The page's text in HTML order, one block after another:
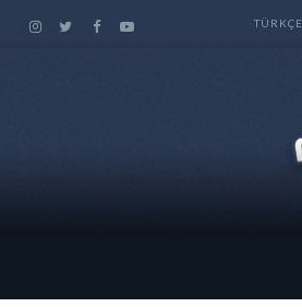
TÜRKÇE